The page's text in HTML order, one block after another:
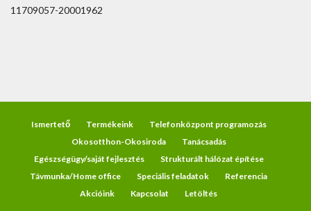
11709057-20001962
Ismertető Termékeink
Telefonközpont programozás
Okosotthon-Okosiroda
Tanácsadás
Egészségügy/saját fejlesztés
Strukturált hálózat építése
Távmunka/Home office
Speciális feladatok
Referencia
Akcióink
Kapcsolat Letöltés